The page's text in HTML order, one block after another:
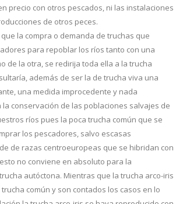
precio con otros pescados, ni las instalaciones
de otros peces.
la compra o demanda de truchas que
para repoblar los ríos tanto con una
de la otra, se redirija toda ella a la trucha
además de ser la de trucha viva una
una medida improcedente y nada
conservación de las poblaciones salvajes de
ríos pues la poca trucha común que se
los pescadores, salvo escasas
de razas centroeuropeas que se hibridan con
no conviene en absoluto para la
autóctona. Mientras que la trucha arco-iris
común y son contados los casos en lo